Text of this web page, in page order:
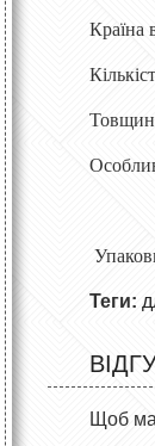
Теги:
Щоб